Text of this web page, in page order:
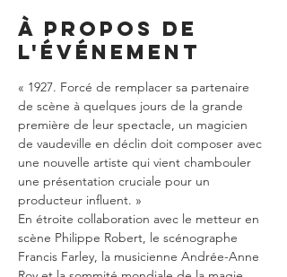
À propos de
l'événement
« 1927. Forcé de remplacer sa partenaire
de scène à quelques jours de la grande
première de leur spectacle, un magicien
de vaudeville en déclin doit composer avec
une nouvelle artiste qui vient chambouler
une présentation cruciale pour un
producteur influent. »
En étroite collaboration avec le metteur en
scène Philippe Robert, le scénographe
Francis Farley, la musicienne Andrée-Anne